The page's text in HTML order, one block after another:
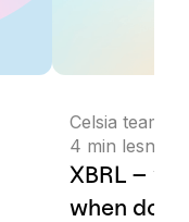
Celsia team
4 min lesning
XBRL –
when